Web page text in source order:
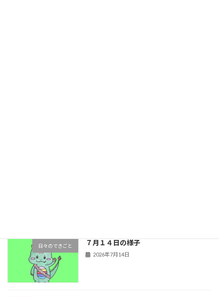
日々のできごと ７月１４日の様子
2026年7月14日